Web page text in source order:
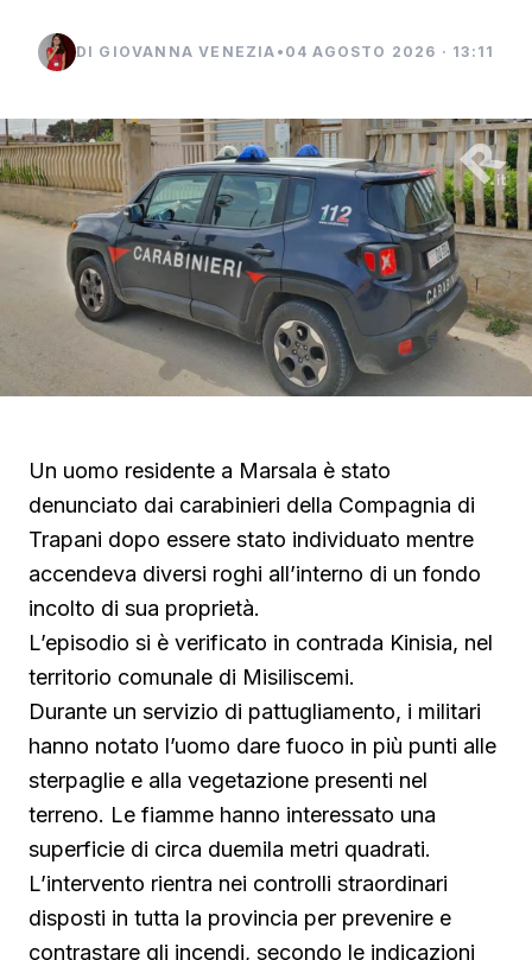
DI GIOVANNA VENEZIA • 04 AGOSTO 2026 · 13:11
Un uomo residente a Marsala è stato
denunciato dai carabinieri della Compagnia di
Trapani dopo essere stato individuato mentre
accendeva diversi roghi all’interno di un fondo
incolto di sua proprietà.
L’episodio si è verificato in contrada Kinisia, nel
territorio comunale di Misiliscemi.
Durante un servizio di pattugliamento, i militari
hanno notato l’uomo dare fuoco in più punti alle
sterpaglie e alla vegetazione presenti nel
terreno. Le fiamme hanno interessato una
superficie di circa duemila metri quadrati.
L’intervento rientra nei controlli straordinari
disposti in tutta la provincia per prevenire e
contrastare gli incendi, secondo le indicazioni